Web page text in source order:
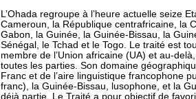
L’Ohada regroupe à l’heure actuelle seize
Cameroun, la République centrafricaine, la
Gabon, la Guinée, la Guinée-Bissau, la
Sénégal, le Tchad et le Togo. Le traité est
membre de l’Union africaine (UA) et au-
toutes les parties. Son domaine
Franc et de l’aire linguistique francophone
franc), la Guinée-Bissau, lusophone, et la
déjà partie. Le Traité a pour objectif de